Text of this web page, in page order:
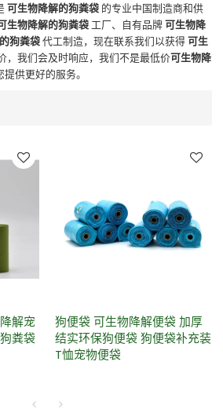
可生物降解的狗粪袋 的专业中国制造商和供
生物降解的狗粪袋工厂、自有品牌可生物降
狗粪袋代工制造，现在联系我们以获得可生
，我们会及时响应，我们不是最低价可生物降
供更好的服务。
解宠
粪袋
狗便袋 可生物降解便袋 加厚
结实环保狗便袋 狗便袋补充装
T恤宠物便袋